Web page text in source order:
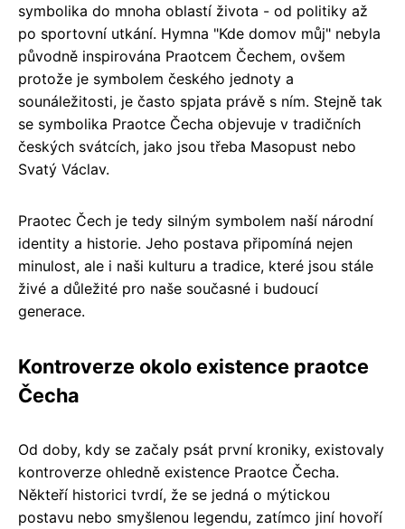
symbolika do mnoha oblastí života - od politiky až
po sportovní utkání. Hymna "Kde domov můj" nebyla
původně inspirována Praotcem Čechem, ovšem
protože je symbolem českého jednoty a
sounáležitosti, je často spjata právě s ním. Stejně tak
se symbolika Praotce Čecha objevuje v tradičních
českých svátcích, jako jsou třeba Masopust nebo
Svatý Václav.
Praotec Čech je tedy silným symbolem naší národní
identity a historie. Jeho postava připomíná nejen
minulost, ale i naši kulturu a tradice, které jsou stále
živé a důležité pro naše současné i budoucí
generace.
Kontroverze okolo existence praotce
Čecha
Od doby, kdy se začaly psát první kroniky, existovaly
kontroverze ohledně existence Praotce Čecha.
Někteří historici tvrdí, že se jedná o mýtickou
postavu nebo smyšlenou legendu, zatímco jiní hovoří